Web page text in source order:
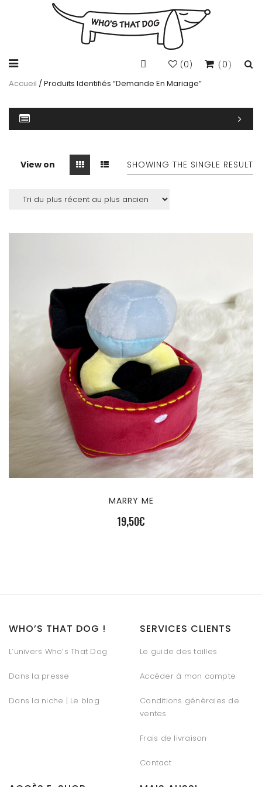
0
(0)
Accueil / Produits Identifiés “demande En Mariage”
View on SHOWING THE SINGLE RESULT
MARRY ME
19,50€
WHO’S THAT DOG !
L’univers Who’s That Dog
Dans la presse
Dans la niche | Le blog
SERVICES CLIENTS
Le guide des tailles
Accéder à mon compte
Conditions générales de
ventes
Frais de livraison
Contact